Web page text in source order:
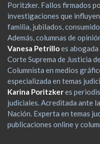
Poritzker. Fallos firmados
investigaciones que
familia, jubilados,
Además, columnas de
Vanesa Petrilloes
Corte Suprema de Justicia
Columnista en medios
especializada en temas
Karina Poritzkeres
judiciales. Acreditada ante
Nación. Experta en temas
publicaciones online y